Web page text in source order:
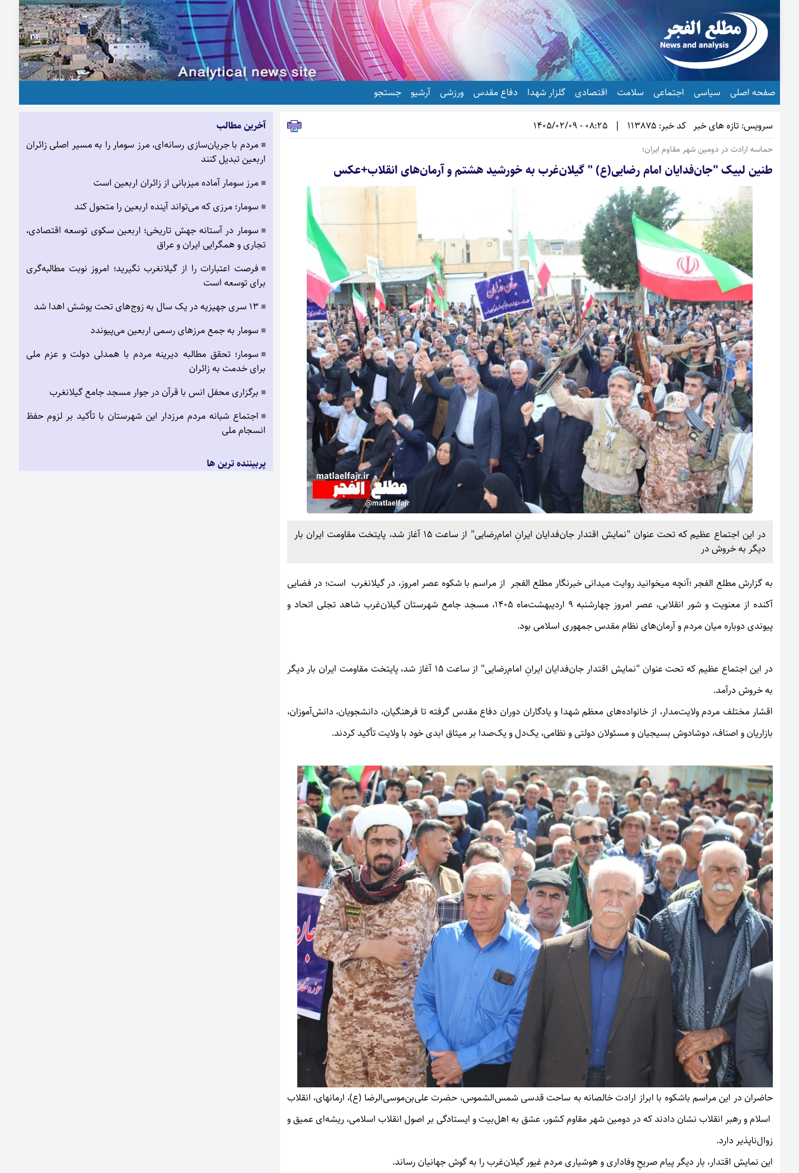
صفحه اصلی سیاسی اجتماعی سلامت اقتصادی گلزار شهدا دفاع مقدس ورزشی آرشیو جستجو
سرویس: تازه های خبر کد خبر: 113875 |
08:25 - 1405/02/09
حماسه ارادت در دومین شهر مقاوم ایران؛
طنین لبیک "جان‌فدایان امام رضایی(ع) " گیلان‌غرب به خورشید هشتم و آرمان‌های انقلاب+عکس
در این اجتماع عظیم که تحت عنوان "نمایش اقتدار جان‌فدایان ایرانِ امام‌رضایی" از ساعت ۱۵ آغاز شد، پایتخت مقاومت ایران بار
دیگر به خروش در
به گزارشمطلع الفجر ؛آنچه میخوانید روایت میدانی خبرنگار مطلع الفجر از مراسم با شکوه عصر امروز، در گیلانغرب است؛ در فضایی
آکنده از معنویت و شور انقلابی، عصر امروز چهارشنبه ۹ اردیبهشت‌ماه ۱۴۰۵، مسجد جامع شهرستان گیلان‌غرب شاهد تجلی اتحاد و
پیوندی دوباره میان مردم و آرمان‌های نظام مقدس جمهوری اسلامی بود.
در این اجتماع عظیم که تحت عنوان "نمایش اقتدار جان‌فدایان ایرانِ امام‌رضایی" از ساعت ۱۵ آغاز شد، پایتخت مقاومت ایران بار دیگر
به خروش درآمد.
اقشار مختلف مردم ولایت‌مدار، از خانواده‌های معظم شهدا و یادگاران دوران دفاع مقدس گرفته تا فرهنگیان، دانشجویان، دانش‌آموزان،
بازاریان و اصناف، دوشادوش بسیجیان و مسئولان دولتی و نظامی، یک‌دل و یک‌صدا بر میثاق ابدی خود با ولایت تأکید کردند.
حاضران در این مراسم باشکوه با ابراز ارادت خالصانه به ساحت قدسی شمس‌الشموس، حضرت علی‌بن‌موسی‌الرضا (ع)، ارمانهای، انقلاب
اسلام و رهبر انقلاب نشان دادند که در دومین شهر مقاوم کشور، عشق به اهل‌بیت و ایستادگی بر اصول انقلاب اسلامی، ریشه‌ای عمیق و
زوال‌ناپذیر دارد.
این نمایش اقتدار، بار دیگر پیام صریحِ وفاداری و هوشیاری مردم غیور گیلان‌غرب را به گوش جهانیان رساند.
آخرین مطالب
■ مردم با جریان‌سازی رسانه‌ای، مرز سومار را به مسیر اصلی زائران
اربعین تبدیل کنند
■ مرز سومار آماده میزبانی از زائران اربعین است
■ سومار؛ مرزی که می‌تواند آینده اربعین را متحول کند
■ سومار در آستانه جهش تاریخی؛ اربعین سکوی توسعه اقتصادی،
تجاری و همگرایی ایران و عراق
■ فرصت اعتبارات را از گیلانغرب نگیرید؛ امروز نوبت مطالبه‌گری
برای توسعه است
■ ۱۳ سری جهیزیه در یک سال به زوج‌های تحت پوشش اهدا شد
■ سومار به جمع مرزهای رسمی اربعین می‌پیوندد
■ سومار؛ تحقق مطالبه دیرینه مردم با همدلی دولت و عزم ملی
برای خدمت به زائران
■ برگزاری محفل انس با قرآن در جوار مسجد جامع گیلانغرب
■ اجتماع شبانه مردم مرزدار این شهرستان با تأکید بر لزوم حفظ
انسجام ملی
پربیننده ترین ها